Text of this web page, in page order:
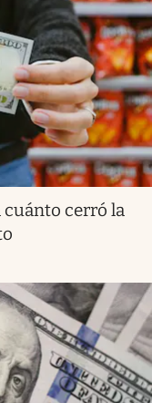
cuánto cerró la